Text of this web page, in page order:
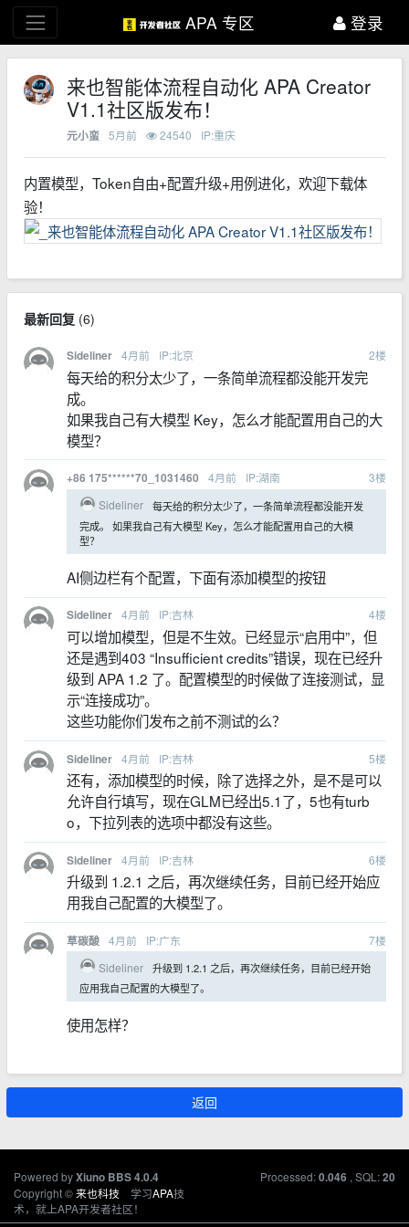
APA 专区 登录
来也智能体流程自动化 APA Creator
V1.1社区版发布！
元小蛮 5月前 24540 IP:重庆
内置模型，Token自由+配置升级+用例进化，欢迎下载体
验！
最新回复(6)
Sideliner 4月前 IP:北京 2楼
每天给的积分太少了，一条简单流程都没能开发完
成。
如果我自己有大模型 Key，怎么才能配置用自己的大
模型？
+86 175******70_1031460 4月前 IP:湖南 3楼
Sideliner
每天给的积分太少了，一条简单流程都没能开发
完成。 如果我自己有大模型 Key，怎么才能配置用自己的大模
型？
AI侧边栏有个配置，下面有添加模型的按钮
Sideliner 4月前 IP:吉林 4楼
可以增加模型，但是不生效。已经显示“启用中”，但
还是遇到403 “Insufficient credits”错误，现在已经升
级到 APA 1.2 了。配置模型的时候做了连接测试，显
示“连接成功”。
这些功能你们发布之前不测试的么？
Sideliner 4月前 IP:吉林 5楼
还有，添加模型的时候，除了选择之外，是不是可以
允许自行填写，现在GLM已经出5.1了，5也有turb
o，下拉列表的选项中都没有这些。
Sideliner 4月前 IP:吉林 6楼
升级到 1.2.1 之后，再次继续任务，目前已经开始应
用我自己配置的大模型了。
草碳酸 4月前 IP:广东 7楼
Sideliner
升级到 1.2.1 之后，再次继续任务，目前已经开始
应用我自己配置的大模型了。
使用怎样？
返回
Powered byXiuno BBS4.0.4
Copyright ©来也科技 学习APA技
术，就上APA开发者社区！
Processed:0.046 , SQL:20